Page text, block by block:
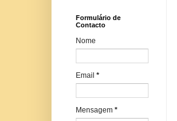
Formulário de
Contacto
Nome
Email *
Mensagem *